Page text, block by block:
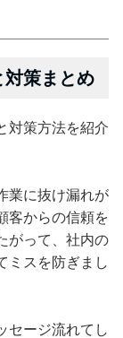
対策まとめ
対策方法を紹介
業に抜け漏れが
客からの信頼を
がって、社内の
ミスを防ぎまし
セージ流れてし